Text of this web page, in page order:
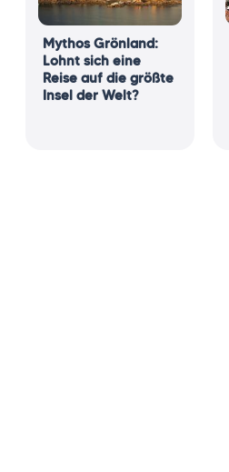
Mythos Grönland:
Lohnt sich eine
Reise auf die größte
Insel der Welt?